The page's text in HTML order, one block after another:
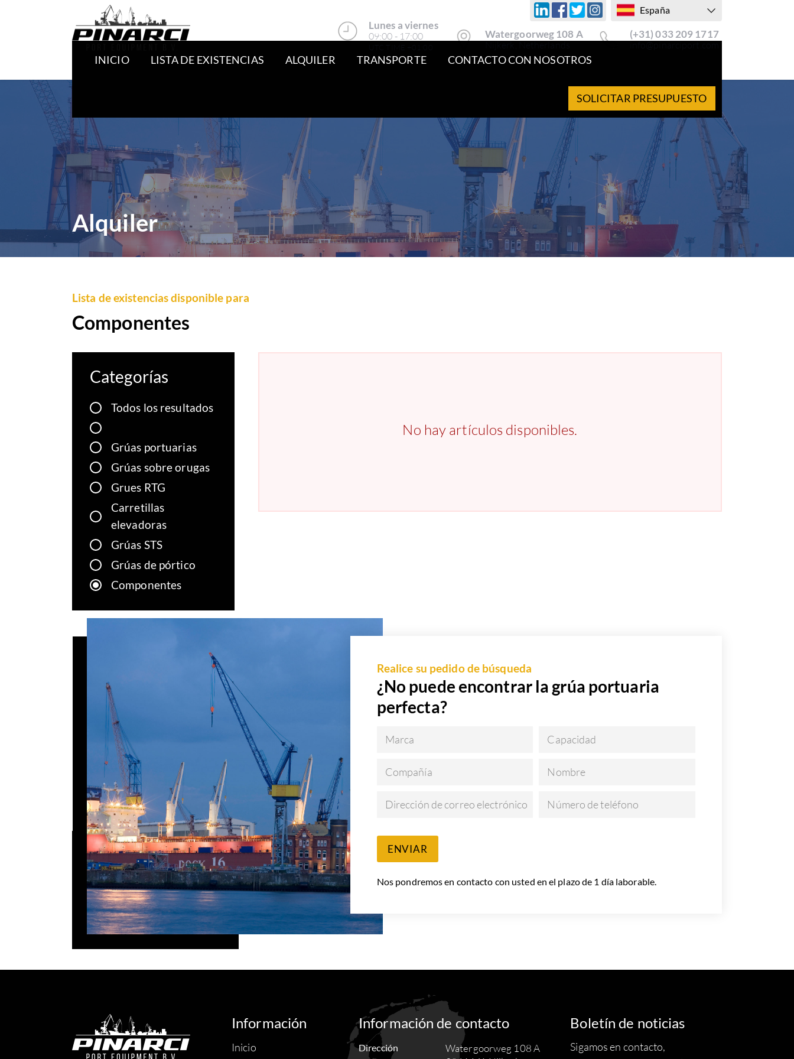
España
Lunes a viernes
09:00 - 17:00 Watergoorweg 108 A
Nijkerk, Netherlands
(+31) 033 209 1717
info@pinarciport.com
INICIO LISTA DE EXISTENCIAS ALQUILER TRANSPORTE CONTACTO CON NOSOTROS
SOLICITAR PRESUPUESTO
Alquiler
Lista de existencias disponible para
Componentes
Categorías
Todos los resultados
Grúas portuarias
Grúas sobre orugas
Grues RTG
Carretillas
elevadoras
Grúas STS
Grúas de pórtico
Componentes
No hay artículos disponibles.
Realice su pedido de búsqueda
¿No puede encontrar la grúa portuaria
perfecta?
Marca Capacidad
Compañía Nombre
Dirección de correo electrónico Número de teléfono
ENVIAR
Nos pondremos en contacto con usted en el plazo de 1 día laborable.
Información
Inicio
Información de contacto
Dirección
Watergoorweg 108 A
Boletín de noticias
Sigamos en contacto,